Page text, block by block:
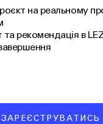
на реальному
та рекомендація в
ЗАРЕЄСТРУВАТИСЬ